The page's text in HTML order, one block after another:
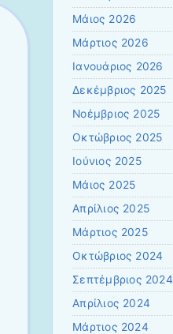
Μάιος 2026
Μάρτιος 2026
Ιανουάριος 2026
Δεκέμβριος 2025
Νοέμβριος 2025
Οκτώβριος 2025
Ιούνιος 2025
Μάιος 2025
Απρίλιος 2025
Μάρτιος 2025
Οκτώβριος 2024
Σεπτέμβριος 2024
Απρίλιος 2024
Μάρτιος 2024